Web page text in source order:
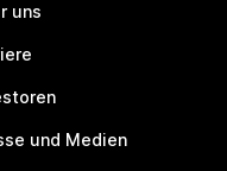
uns
und Medien